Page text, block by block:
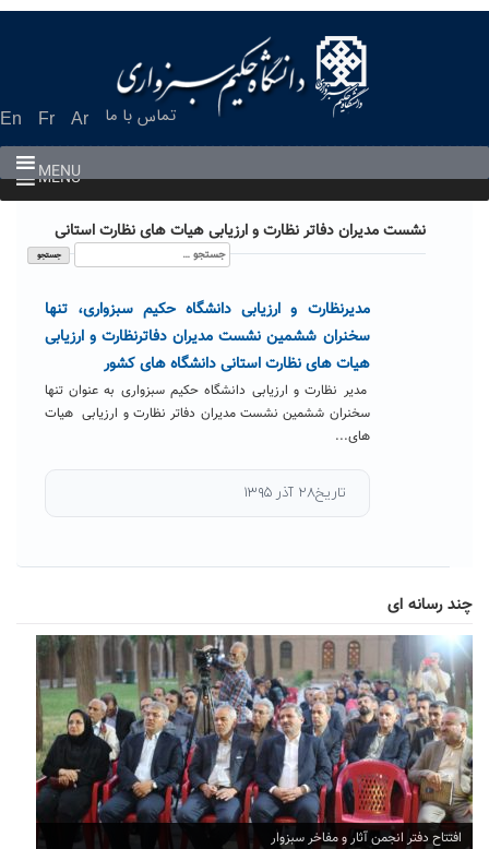
En Fr Ar تماس با ما
MENU
MENU
نشست مدیران دفاتر نظارت و ارزیابی هیات های نظارت استانی
جستجو
برای:
مدیرنظارت و ارزیابی دانشگاه حکیم سبزواری، تنها
سخنران ششمین نشست مدیران دفاترنظارت و ارزیابی
هیات های نظارت استانی دانشگاه های کشور
مدیر نظارت و ارزیابی دانشگاه حکیم سبزواری به عنوان تنها
سخنران ششمین نشست مدیران دفاتر نظارت و ارزیابی هیات
های...
تاریخ۲۸ آذر ۱۳۹۵
چند رسانه ای
افتتاح دفتر انجمن آثار و مفاخر سبزوار